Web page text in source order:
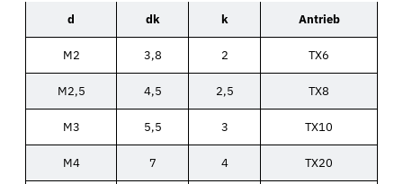
d dk k Antrieb
M2 3,8 2 TX6
M2,5 4,5 2,5 TX8
M3 5,5 3 TX10
M4 7 4 TX20